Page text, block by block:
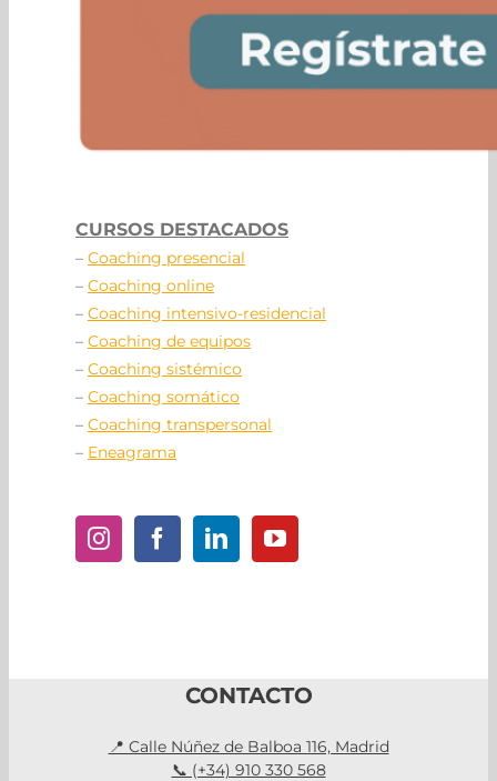
CURSOS DESTACADOS
– Coaching presencial
– Coaching online
– Coaching intensivo-residencial
– Coaching de equipos
– Coaching sistémico
– Coaching somático
– Coaching transpersonal
– Eneagrama
CONTACTO
📍 Calle Núñez de Balboa 116, Madrid
📞 (+34) 910 330 568